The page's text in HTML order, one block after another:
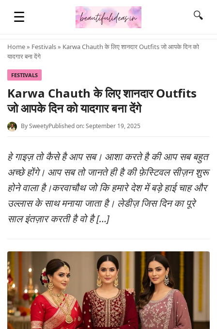
☰
QUOTES
LIFESTYLE
FASHION & STYLE
CONTACT NAME IDEAS
MORE
🔍
Home» Festivals» Karwa Chauth के लिए शानदार Outfits जो आपके दिन को
यादगार बना देंगे
FESTIVALS
Karwa Chauth के लिए शानदार Outfits
जो आपके दिन को यादगार बना देंगे
BySweetyPublished on: September 19, 2025
हे गाइज़ तो कैसे है आप सब। आशा करते है की आप सब बहुत
अच्छे होंगे। आप सब तो जानते ही है की फ़ेस्टिवल सीज़न शुरू
होने वाला है।करवाचौथ जो कि हमारे देश में बड़े हाई चाह और
उल्लास के साथ मनाया जाता है। लेडीज़ जिस दिन का पूरे
साल इंतज़ार करती है वो है […]